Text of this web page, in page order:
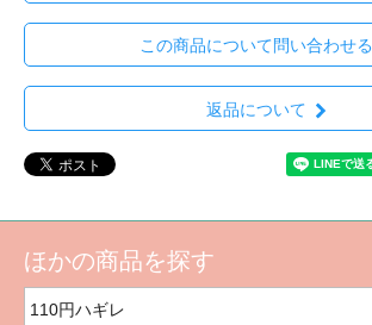
この商品について問い合わせる
返品について
ほかの商品を探す